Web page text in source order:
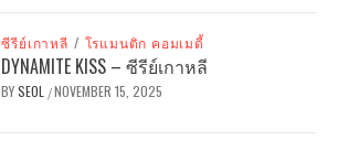
ซีรีย์เกาหลี / โรแมนติก คอมเมดี้
DYNAMITE KISS – ซีรีย์เกาหลี
BYSEOL /NOVEMBER 15, 2025